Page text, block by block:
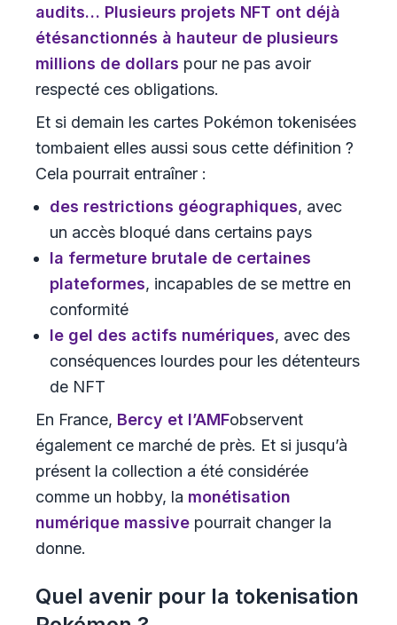
audits… Plusieurs projets NFT ont déjà
étésanctionnés à hauteur de plusieurs
millions de dollars pour ne pas avoir
respecté ces obligations.
Et si demain les cartes Pokémon tokenisées
tombaient elles aussi sous cette définition ?
Cela pourrait entraîner :
des restrictions géographiques, avec
un accès bloqué dans certains pays
la fermeture brutale de certaines
plateformes, incapables de se mettre en
conformité
le gel des actifs numériques, avec des
conséquences lourdes pour les détenteurs
de NFT
En France, Bercy et l’AMFobservent
également ce marché de près. Et si jusqu’à
présent la collection a été considérée
comme un hobby, la monétisation
numérique massive pourrait changer la
donne.
Quel avenir pour la tokenisation